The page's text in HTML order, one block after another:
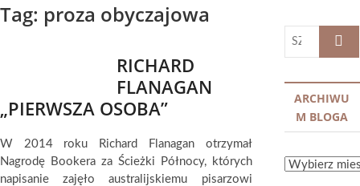
Tag: proza obyczajowa
RICHARD
FLANAGAN
„PIERWSZA OSOBA”
W 2014 roku Richard Flanagan otrzymał
Nagrodę Bookera za Ścieżki Północy, których
napisanie zajęło australijskiemu pisarzowi
ARCHIWU
M BLOGA
ARCHIWUM